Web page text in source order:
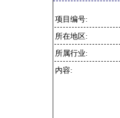
项目编号:
所在地区:
所属行业:
内容: